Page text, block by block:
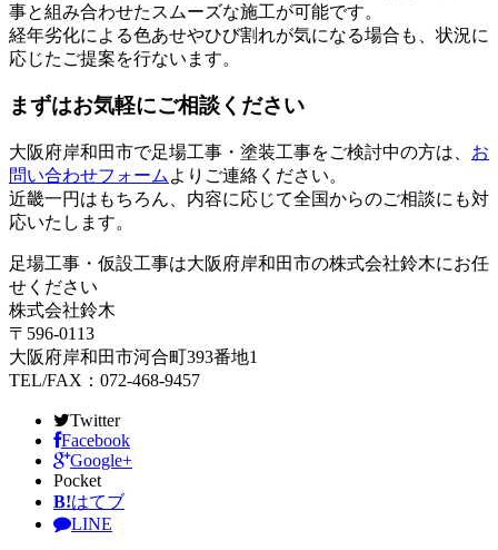
事と組み合わせたスムーズな施工が可能です。
経年劣化による色あせやひび割れが気になる場合も、状況に
応じたご提案を行ないます。
まずはお気軽にご相談ください
大阪府岸和田市で足場工事・塗装工事をご検討中の方は、 お
問い合わせフォーム よりご連絡ください。
近畿一円はもちろん、内容に応じて全国からのご相談にも対
応いたします。
足場工事・仮設工事は大阪府岸和田市の株式会社鈴木にお任
せください
株式会社鈴木
〒596-0113
大阪府岸和田市河合町393番地1
TEL/FAX：072-468-9457
Twitter
Facebook
Google+
Pocket
B!はてブ
LINE